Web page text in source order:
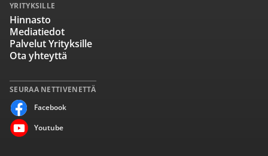
SEURAA NETTIVENETTÄ
Facebook
Youtube
YRITYKSILLE
Hinnasto
Mediatiedot
Palvelut Yrityksille
Ota yhteyttä